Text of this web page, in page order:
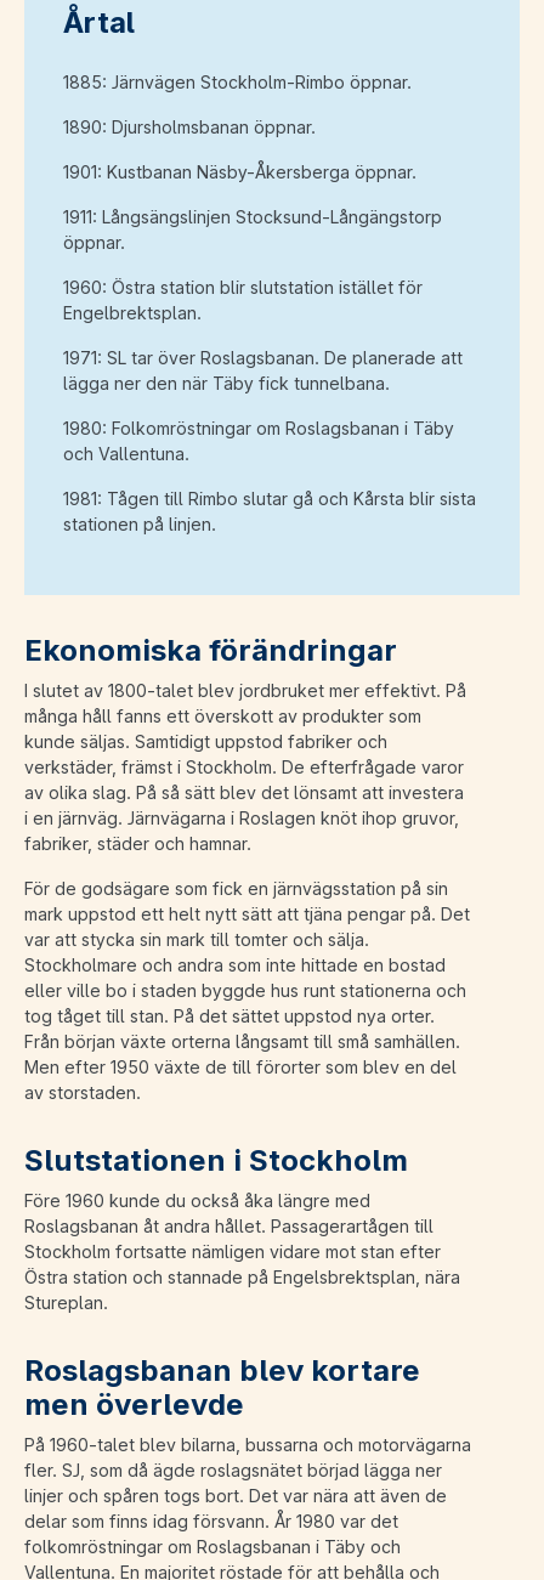
Årtal
1885: Järnvägen Stockholm-Rimbo öppnar.
1890: Djursholmsbanan öppnar.
1901: Kustbanan Näsby-Åkersberga öppnar.
1911: Långsängslinjen Stocksund-Långängstorp
öppnar.
1960: Östra station blir slutstation istället för
Engelbrektsplan.
1971: SL tar över Roslagsbanan. De planerade att
lägga ner den när Täby fick tunnelbana.
1980: Folkomröstningar om Roslagsbanan i Täby
och Vallentuna.
1981: Tågen till Rimbo slutar gå och Kårsta blir sista
stationen på linjen.
Ekonomiska förändringar
I slutet av 1800-talet blev jordbruket mer effektivt. På
många håll fanns ett överskott av produkter som
kunde säljas. Samtidigt uppstod fabriker och
verkstäder, främst i Stockholm. De efterfrågade varor
av olika slag. På så sätt blev det lönsamt att investera
i en järnväg. Järnvägarna i Roslagen knöt ihop gruvor,
fabriker, städer och hamnar.
För de godsägare som fick en järnvägsstation på sin
mark uppstod ett helt nytt sätt att tjäna pengar på. Det
var att stycka sin mark till tomter och sälja.
Stockholmare och andra som inte hittade en bostad
eller ville bo i staden byggde hus runt stationerna och
tog tåget till stan. På det sättet uppstod nya orter.
Från början växte orterna långsamt till små samhällen.
Men efter 1950 växte de till förorter som blev en del
av storstaden.
Slutstationen i Stockholm
Före 1960 kunde du också åka längre med
Roslagsbanan åt andra hållet. Passagerartågen till
Stockholm fortsatte nämligen vidare mot stan efter
Östra station och stannade på Engelsbrektsplan, nära
Stureplan.
Roslagsbanan blev kortare
men överlevde
På 1960-talet blev bilarna, bussarna och motorvägarna
fler. SJ, som då ägde roslagsnätet börjad lägga ner
linjer och spåren togs bort. Det var nära att även de
delar som finns idag försvann. År 1980 var det
folkomröstningar om Roslagsbanan i Täby och
Vallentuna. En majoritet röstade för att behålla och